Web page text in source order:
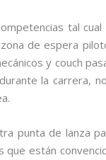
tal
de espera
y couch
la carrera,
punta de lanza
que están